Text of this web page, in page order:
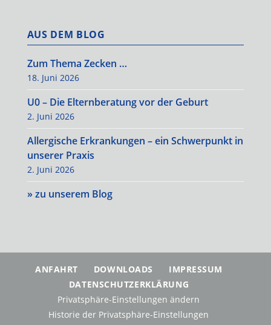
AUS DEM BLOG
Zum Thema Zecken …
18. Juni 2026
U0 – Die Elternberatung vor der Geburt
2. Juni 2026
Allergische Erkrankungen – ein Schwerpunkt in
unserer Praxis
2. Juni 2026
» zu unserem Blog
ANFAHRT DOWNLOADS
IMPRESSUM
DATENSCHUTZERKLÄRUNG
Privatsphäre-Einstellungen ändern
Historie der Privatsphäre-Einstellungen